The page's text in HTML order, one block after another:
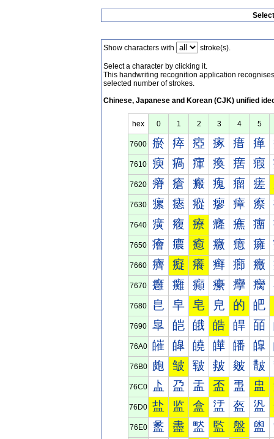
Show characters with stroke(s).
Select a character by clicking it.
This handwriting recognition application
selected number of strokes.
Chinese, Japanese and Korean (CJK) unified
hex 0 1 2 3 4 5
7600 瘀 瘁 瘂 瘃 瘄 瘅
7610 瘐 瘑 瘒 瘓 瘔 瘕
7620 瘠 瘡 瘢 瘣 瘤 瘥
7630 瘰 瘱 瘲 瘳 瘴 瘵
7640 癀 癁 療 癃 癄 癅
7650 癐 癑 癒 癓 癔 癕
7660 癠 癡 癢 癣 癤 癥
7670 癰 癱 癲 癳 癴 癵
7680 皀 皁 皂 皃 的 皅
7690 皐 皑 皒 皓 皔 皕
76A0 皠 皡 皢 皣 皤 皥
76B0 皰 皱 皲 皳 皴 皵
76C0 盀 盁 盂 盃 盄 盅
76D0 盐 监 盒 盓 盔 盕
76E0 盠 盡 盢 監 盤 盥